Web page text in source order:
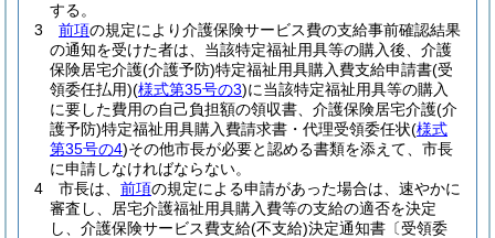
する。
3
前項の規定により介護保険サービス費の支給事前確認結果
の通知を受けた者は、当該特定福祉用具等の購入後、介護
保険居宅介護(介護予防)特定福祉用具購入費支給申請書(受
領委任払用)(様式第35号の3)に当該特定福祉用具等の購入
に要した費用の自己負担額の領収書、介護保険居宅介護(介
護予防)特定福祉用具購入費請求書・代理受領委任状(様式
第35号の4)その他市長が必要と認める書類を添えて、市長
に申請しなければならない。
4
市長は、 前項の規定による申請があった場合は、速やかに
審査し、居宅介護福祉用具購入費等の支給の適否を決定
し、介護保険サービス費支給(不支給)決定通知書〔受領委